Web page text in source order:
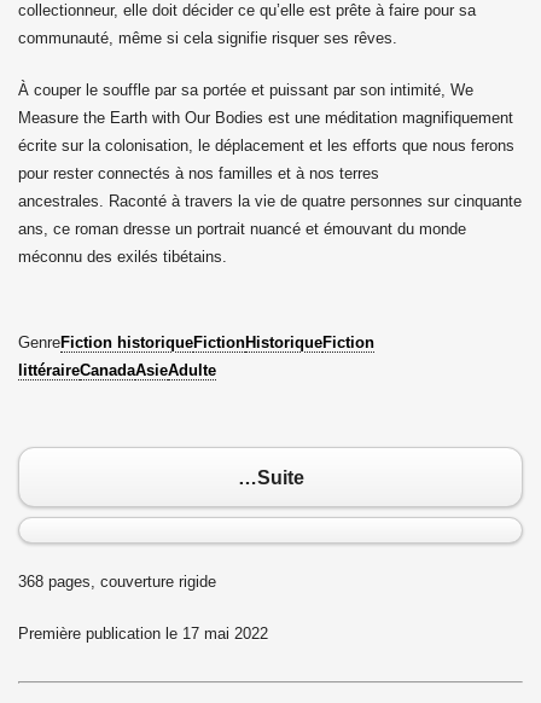
collectionneur, elle doit décider ce qu’elle est prête à faire pour sa
communauté, même si cela signifie risquer ses rêves.
À couper le souffle par sa portée et puissant par son intimité, We
Measure the Earth with Our Bodies est une méditation magnifiquement
écrite sur la colonisation, le déplacement et les efforts que nous ferons
pour rester connectés à nos familles et à nos terres
ancestrales. Raconté à travers la vie de quatre personnes sur cinquante
ans, ce roman dresse un portrait nuancé et émouvant du monde
méconnu des exilés tibétains.
GenreFiction historiqueFictionHistoriqueFiction
littéraireCanadaAsieAdulte
…Suite
368 pages, couverture rigide
Première publication le 17 mai 2022